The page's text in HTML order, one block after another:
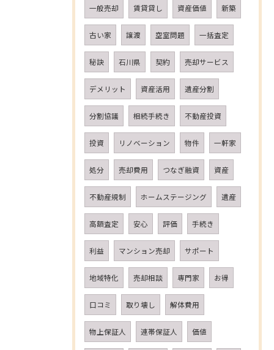
一般売却 賃貸貸し 資産価値 新築
古い家 譲渡 空室問題 一括査定
秘訣 石川県 契約 売却サービス
デメリット 資産活用 遺産分割
分割協議 相続手続き 不動産投資
投資 リノベーション 物件 一軒家
処分 売却費用 つなぎ融資 資産
不動産規制 ホームステージング 遺産
高額査定 安心 評価 手続き
利益 マンション売却 サポート
地域特化 売却相談 専門家 お得
口コミ 取り壊し 解体費用
物上保証人 連帯保証人 価値